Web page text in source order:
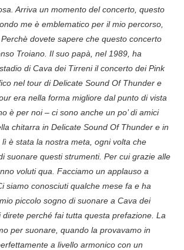
Arriva un momento del concerto, questo
me è emblematico per il mio percorso,
dovete sapere che questo concerto
Troiano. Il suo papà, nel 1989, ha
di Cava dei Tirreni il concerto dei Pink
nel tour di Delicate Sound Of Thunder e
era nella forma migliore dal punto di vista
è per noi – ci sono anche un po’ di amici
chitarra in Delicate Sound Of Thunder e in
è stata la nostra meta, ogni volta che
suonare questi strumenti. Per cui grazie alle
voluti qua. Facciamo un applauso a
siamo conosciuti qualche mese fa e ha
piccolo sogno di suonare a Cava dei
direte perché fai tutta questa prefazione. La
per suonare, quando la provavamo in
a livello armonico con un